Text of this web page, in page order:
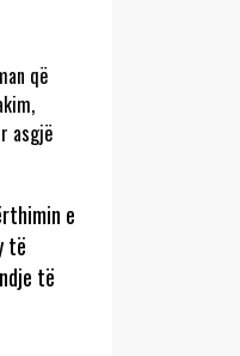
që
asgjë
e
të
të